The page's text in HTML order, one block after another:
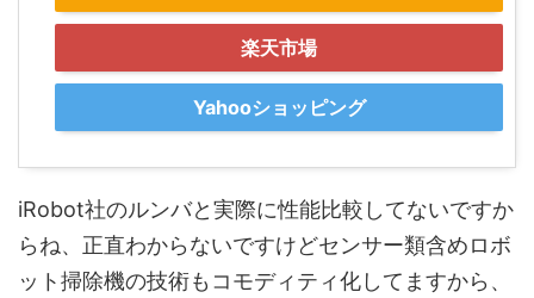
楽天市場
Yahooショッピング
iRobot社のルンバと実際に性能比較してないですか
らね、正直わからないですけどセンサー類含めロボ
ット掃除機の技術もコモディティ化してますから、